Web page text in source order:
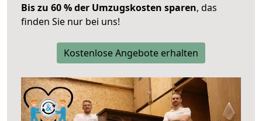
Bis zu 60 % der Umzugskosten sparen, das
finden Sie nur bei uns!
Kostenlose Angebote erhalten